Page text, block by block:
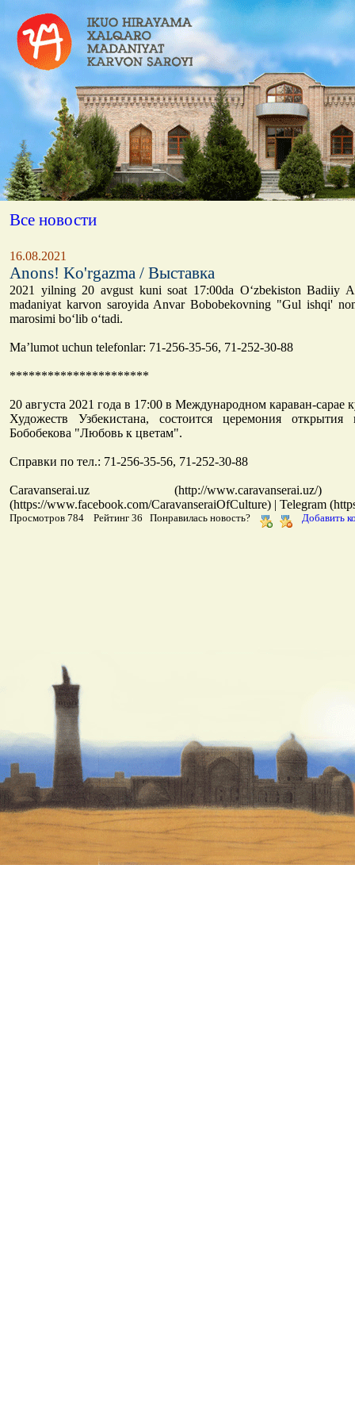
Все новости
16.08.2021
Anons! Ko'rgazma / Выставка
2021 yilning 20 avgust kuni soat 17:00da O‘zbekiston Badiiy
madaniyat karvon saroyida Anvar Bobobekovning "Gul ishqi'
marosimi bo‘lib o‘tadi.
Ma’lumot uchun telefonlar: 71-256-35-56, 71-252-30-88
**********************
20 августа 2021 года в 17:00 в Международном караван-
Художеств Узбекистана, состоится церемония
Бобобекова "Любовь к цветам".
Справки по тел.: 71-256-35-56, 71-252-30-88
Caravanserai.uz (http://
(https://www.facebook.com/CaravanseraiOfCulture) | Telegram
Просмотров 784 Рейтинг 36 Понравилась новость? Добавить